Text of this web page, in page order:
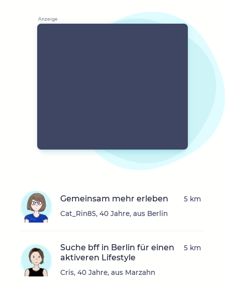
Gemeinsam mehr erleben
Cat_Rin85, 40 Jahre, aus Berlin
5 km
Suche bff in Berlin für einen
aktiveren Lifestyle
Cris, 40 Jahre, aus Marzahn
5 km